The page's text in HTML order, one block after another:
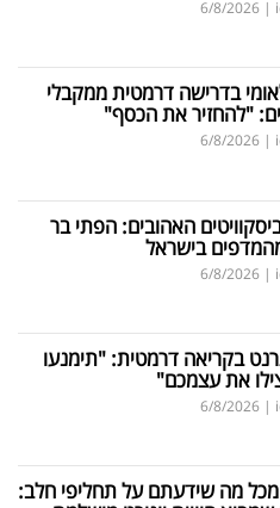
|
6/8/2026
בדרישה דרמטית ממקבלי
"להחזיר את הכסף"
|
6/8/2026
האהובים: הפתי בר
בישראל
|
6/8/2026
בקריאה דרמטית: "תימנעו
את עצמכם"
|
6/8/2026
מה שידעתם על תחליפי חלב: